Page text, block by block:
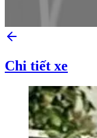
Chi tiết xe